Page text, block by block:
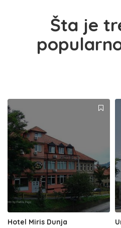
Šta je
Hotel Miris Dunja